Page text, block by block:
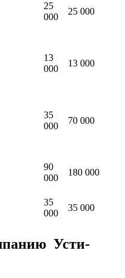
25
000
25 000
13
000
13 000
35
000
70 000
90
000
180 000
35
000
35 000
Усти-